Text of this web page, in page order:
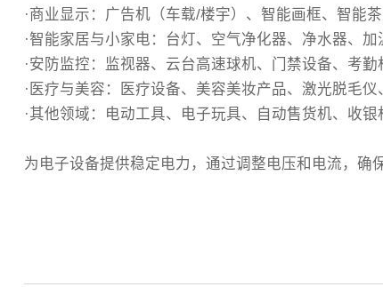
·商业显示‌：广告机（车载/楼宇）、智能画框、智能
·智能家居与小家电‌：台灯、空气净化器、净水器、
‌·安防监控‌：监视器、云台高速球机、门禁设备、考勤
·医疗与美容‌：医疗设备、美容美妆产品、激光脱毛仪
‌·其他领域‌：电动工具、电子玩具、自动售货机、收
为电子设备提供稳定电力，通过调整电压和电流，确